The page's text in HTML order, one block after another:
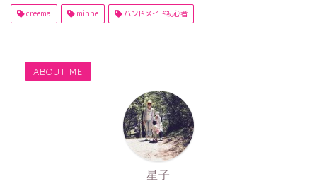
creema minne ハンドメイド初心者
ABOUT ME
星子